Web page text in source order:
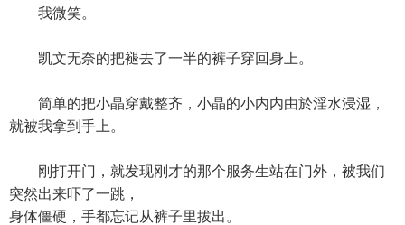
我微笑。
凯文无奈的把褪去了一半的裤子穿回身上。
简单的把小晶穿戴整齐，小晶的小内内由於淫水浸湿，
就被我拿到手上。
刚打开门，就发现刚才的那个服务生站在门外，被我们
突然出来吓了一跳，
身体僵硬，手都忘记从裤子里拔出。